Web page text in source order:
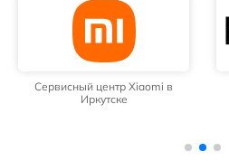
Сервисный центр Xiaomi в
Иркутске